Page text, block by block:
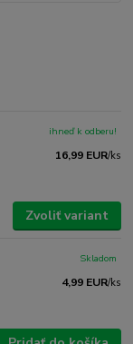
16,99 EUR/ks
ihneď k odberu!
Zvoliť variant
4,99 EUR/ks
Skladom